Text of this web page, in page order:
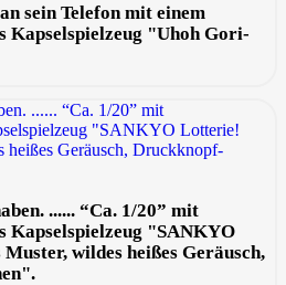
sein Telefon mit einem
Kapselspielzeug "Uhoh Gori-
...... “Ca. 1/20” mit
Kapselspielzeug "SANKYO
wildes heißes Geräusch,